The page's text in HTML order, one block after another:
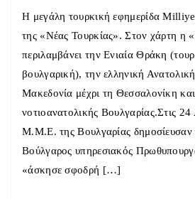
Η μεγάλη τουρκική εφημερίδα
της «Νέας Τουρκίας». Στον χάρτη η
περιλαμβάνει την Ενιαία Θράκη
βουλγαρική), την ελληνική
Μακεδονία μέχρι τη Θεσσαλονίκη και
νοτιοανατολικής Βουλγαρίας.Στις
Μ.Μ.Ε. της Βουλγαρίας δημοσίευσαν
Βούλγαρος υπηρεσιακός
«άσκησε σφοδρή […]